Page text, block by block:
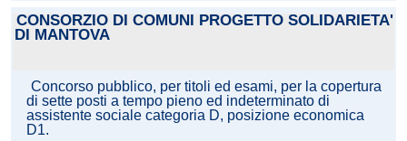
CONSORZIO DI COMUNI PROGETTO SOLIDARIETA'
DI MANTOVA
Concorso pubblico, per titoli ed esami, per la copertura
di sette posti a tempo pieno ed indeterminato di
assistente sociale categoria D, posizione economica
D1.